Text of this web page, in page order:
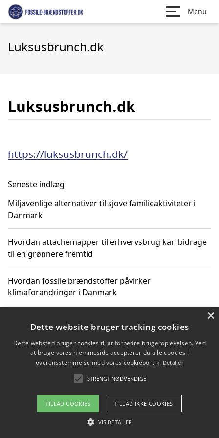
Menu
Luksusbrunch.dk
Luksusbrunch.dk
https://luksusbrunch.dk/
Seneste indlæg
Miljøvenlige alternativer til sjove familieaktiviteter i
Danmark
Hvordan attachemapper til erhvervsbrug kan bidrage
til en grønnere fremtid
Hvordan fossile brændstoffer påvirker
klimaforandringer i Danmark
klimaændringer
Hvordan citater om fossile brændstoffer kan ændre
Copyright 2026 - Pilanto Aps
Om / kontakt
×
Dette website bruger tracking cookies
Dette websted bruger cookies til at forbedre brugeroplevelsen. Ved
at bruge vores hjemmeside accepterer du alle cookies i
overensstemmelse med vores cookiepolitik. Detaljer
STRENGT NØDVENDIGE
TILLAD COOKIES TILLAD IKKE COOKIES
VIS DETALJER